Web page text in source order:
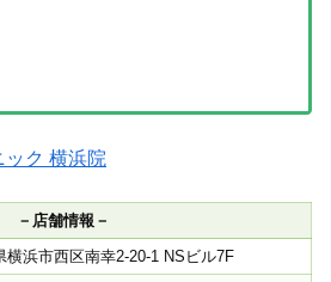
ク 横浜院
－店舗情報－
横浜市西区南幸2-20-1 NSビル7F